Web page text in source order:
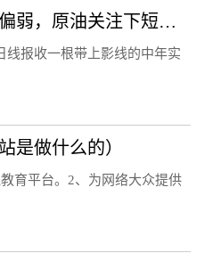
易维哲：黄金短线持续偏弱，原油关注下短线调整
线报收一根带上影线的中年实
是做什么的）
育平台。2、为网络大众提供